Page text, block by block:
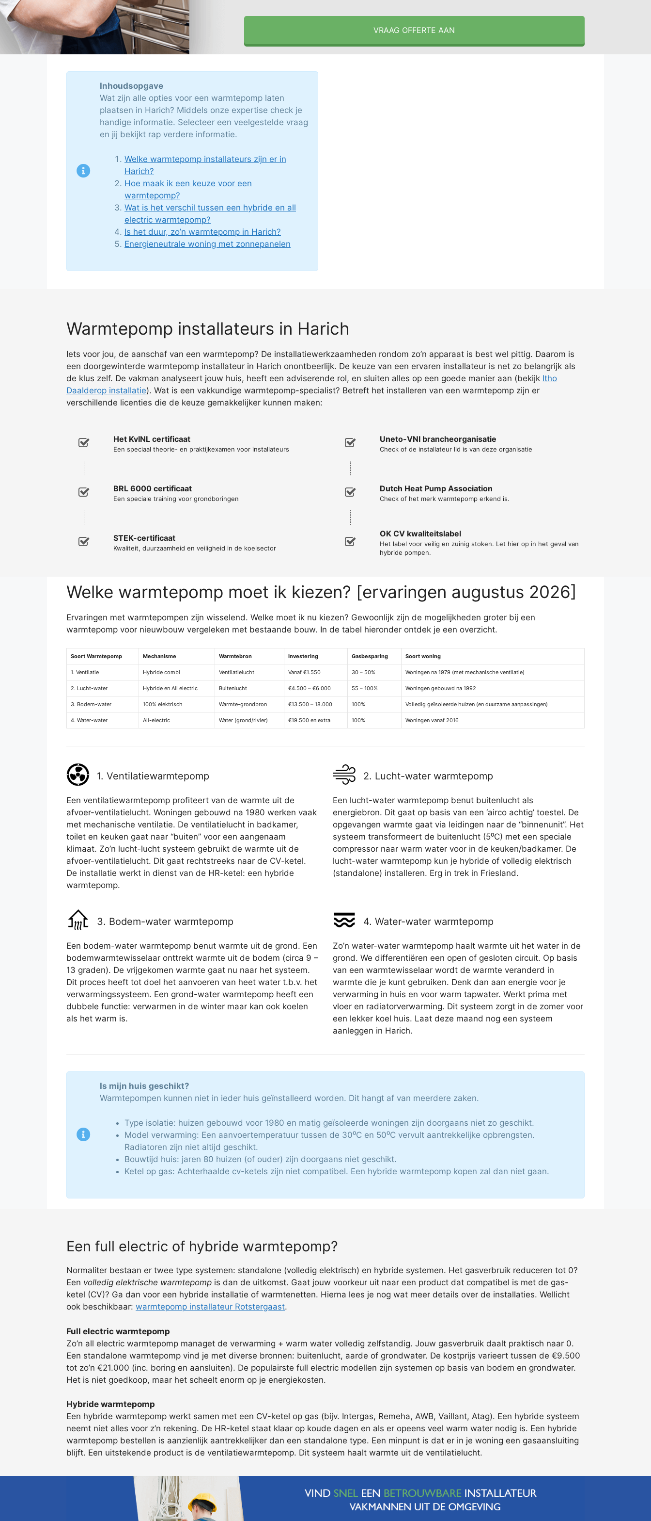
VRAAG OFFERTE AAN
Inhoudsopgave
Wat zijn alle opties voor een warmtepomp laten
plaatsen in Harich? Middels onze expertise check je
handige informatie. Selecteer een veelgestelde vraag
en jij bekijkt rap verdere informatie.
Welke warmtepomp installateurs zijn er in
Harich?
Hoe maak ik een keuze voor een
warmtepomp?
Wat is het verschil tussen een hybride en all
electric warmtepomp?
Is het duur, zo’n warmtepomp in Harich?
Energieneutrale woning met zonnepanelen
Warmtepomp installateurs in Harich
Iets voor jou, de aanschaf van een warmtepomp? De installatiewerkzaamheden rondom zo’n apparaat is best wel pittig. Daarom is
een doorgewinterde warmtepomp installateur in Harich onontbeerlijk. De keuze van een ervaren installateur is net zo belangrijk als
de klus zelf. De vakman analyseert jouw huis, heeft een adviserende rol, en sluiten alles op een goede manier aan (bekijk Itho
Daalderop installatie). Wat is een vakkundige warmtepomp-specialist? Betreft het installeren van een warmtepomp zijn er
verschillende licenties die de keuze gemakkelijker kunnen maken:
Het KvINL certificaat
Een speciaal theorie- en praktijkexamen voor installateurs
BRL 6000 certificaat
Een speciale training voor grondboringen
STEK-certificaat
Kwaliteit, duurzaamheid en veiligheid in de koelsector
Uneto-VNI brancheorganisatie
Check of de installateur lid is van deze organisatie
Dutch Heat Pump Association
Check of het merk warmtepomp erkend is.
OK CV kwaliteitslabel
Het label voor veilig en zuinig stoken. Let hier op in het geval van
hybride pompen.
Welke warmtepomp moet ik kiezen? [ervaringen augustus 2026]
Ervaringen met warmtepompen zijn wisselend. Welke moet ik nu kiezen? Gewoonlijk zijn de mogelijkheden groter bij een
warmtepomp voor nieuwbouw vergeleken met bestaande bouw. In de tabel hieronder ontdek je een overzicht.
Soort Warmtepomp Mechanisme Warmtebron Investering Gasbesparing Soort woning
1. Ventilatie Hybride combi Ventilatielucht Vanaf €1.550 30 – 50% Woningen na 1979 (met mechanische ventilatie)
2. Lucht-water Hybride en All electric Buitenlucht €4.500 – €6.000 55 – 100% Woningen gebouwd na 1992
3. Bodem-water 100% elektrisch Warmte-grondbron €13.500 – 18.000 100% Volledig geïsoleerde huizen (en duurzame aanpassingen)
4. Water-water All-electric Water (grond/rivier) €19.500 en extra 100% Woningen vanaf 2016
1. Ventilatiewarmtepomp
Een ventilatiewarmtepomp profiteert van de warmte uit de
afvoer-ventilatielucht. Woningen gebouwd na 1980 werken vaak
met mechanische ventilatie. De ventilatielucht in badkamer,
toilet en keuken gaat naar “buiten” voor een aangenaam
klimaat. Zo’n lucht-lucht systeem gebruikt de warmte uit de
afvoer-ventilatielucht. Dit gaat rechtstreeks naar de CV-ketel.
De installatie werkt in dienst van de HR-ketel: een hybride
warmtepomp.
2. Lucht-water warmtepomp
Een lucht-water warmtepomp benut buitenlucht als
energiebron. Dit gaat op basis van een ‘airco achtig’ toestel. De
opgevangen warmte gaat via leidingen naar de “binnenunit”. Het
systeem transformeert de buitenlucht (5⁰C) met een speciale
compressor naar warm water voor in de keuken/badkamer. De
lucht-water warmtepomp kun je hybride of volledig elektrisch
(standalone) installeren. Erg in trek in Friesland.
3. Bodem-water warmtepomp
Een bodem-water warmtepomp benut warmte uit de grond. Een
bodemwarmtewisselaar onttrekt warmte uit de bodem (circa 9 –
13 graden). De vrijgekomen warmte gaat nu naar het systeem.
Dit proces heeft tot doel het aanvoeren van heet water t.b.v. het
verwarmingssysteem. Een grond-water warmtepomp heeft een
dubbele functie: verwarmen in de winter maar kan ook koelen
als het warm is.
4. Water-water warmtepomp
Zo’n water-water warmtepomp haalt warmte uit het water in de
grond. We differentiëren een open of gesloten circuit. Op basis
van een warmtewisselaar wordt de warmte veranderd in
warmte die je kunt gebruiken. Denk dan aan energie voor je
verwarming in huis en voor warm tapwater. Werkt prima met
vloer en radiatorverwarming. Dit systeem zorgt in de zomer voor
een lekker koel huis. Laat deze maand nog een systeem
aanleggen in Harich.
Is mijn huis geschikt?
Warmtepompen kunnen niet in ieder huis geïnstalleerd worden. Dit hangt af van meerdere zaken.
Type isolatie: huizen gebouwd voor 1980 en matig geïsoleerde woningen zijn doorgaans niet zo geschikt.
Model verwarming: Een aanvoertemperatuur tussen de 30⁰C en 50⁰C vervult aantrekkelijke opbrengsten.
Radiatoren zijn niet altijd geschikt.
Bouwtijd huis: jaren 80 huizen (of ouder) zijn doorgaans niet geschikt.
Ketel op gas: Achterhaalde cv-ketels zijn niet compatibel. Een hybride warmtepomp kopen zal dan niet gaan.
Een full electric of hybride warmtepomp?
Normaliter bestaan er twee type systemen: standalone (volledig elektrisch) en hybride systemen. Het gasverbruik reduceren tot 0?
Een volledig elektrische warmtepomp is dan de uitkomst. Gaat jouw voorkeur uit naar een product dat compatibel is met de gas-
ketel (CV)? Ga dan voor een hybride installatie of warmtenetten. Hierna lees je nog wat meer details over de installaties. Wellicht
ook beschikbaar: warmtepomp installateur Rotstergaast.
Full electric warmtepomp
Zo’n all electric warmtepomp managet de verwarming + warm water volledig zelfstandig. Jouw gasverbruik daalt praktisch naar 0.
Een standalone warmtepomp vind je met diverse bronnen: buitenlucht, aarde of grondwater. De kostprijs varieert tussen de €9.500
tot zo’n €21.000 (inc. boring en aansluiten). De populairste full electric modellen zijn systemen op basis van bodem en grondwater.
Het is niet goedkoop, maar het scheelt enorm op je energiekosten.
Hybride warmtepomp
Een hybride warmtepomp werkt samen met een CV-ketel op gas (bijv. Intergas, Remeha, AWB, Vaillant, Atag). Een hybride systeem
neemt niet alles voor z’n rekening. De HR-ketel staat klaar op koude dagen en als er opeens veel warm water nodig is. Een hybride
warmtepomp bestellen is aanzienlijk aantrekkelijker dan een standalone type. Een minpunt is dat er in je woning een gasaansluiting
blijft. Een uitstekende product is de ventilatiewarmtepomp. Dit systeem haalt warmte uit de ventilatielucht.